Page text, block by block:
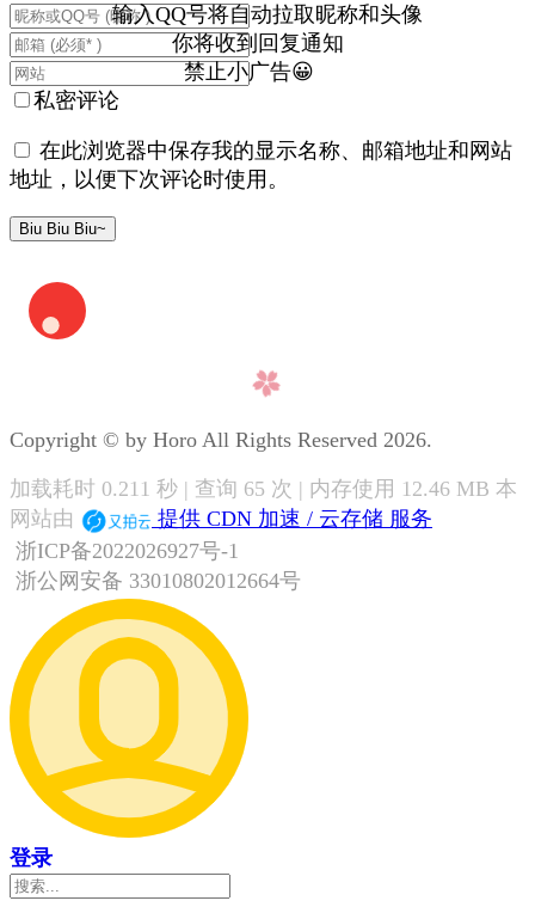
输入QQ号将自动拉取昵称和头像
你将收到回复通知
禁止小广告😀
私密评论
在此浏览器中保存我的显示名称、邮箱地址和网站
地址，以便下次评论时使用。
Copyright © by Horo All Rights Reserved 2026.
加载耗时 0.211 秒 | 查询 65 次 | 内存使用 12.46 MB 本
网站由
提供 CDN 加速 / 云存储 服务
浙ICP备2022026927号-1
浙公网安备 33010802012664号
登录